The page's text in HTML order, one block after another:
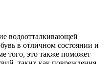
водоотталкивающей
в отличном состоянии и
того, это также поможет